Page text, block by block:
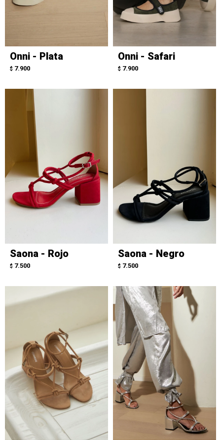
Onni - Plata
$ 7.900
Onni - Safari
$ 7.900
Saona - Rojo
$ 7.500
Saona - Negro
$ 7.500